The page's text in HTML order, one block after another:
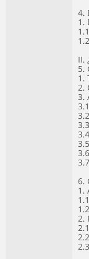
4.
1.
II.
5.
1.
2.
3.
6.
1.
2.